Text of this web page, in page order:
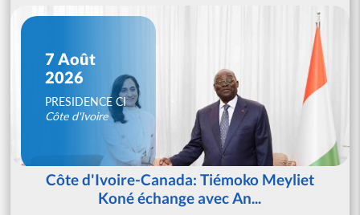
7 Août
2026
PRESIDENCE CI
Côte d'Ivoire
Côte d'Ivoire-Canada: Tiémoko Meyliet
Koné échange avec An...